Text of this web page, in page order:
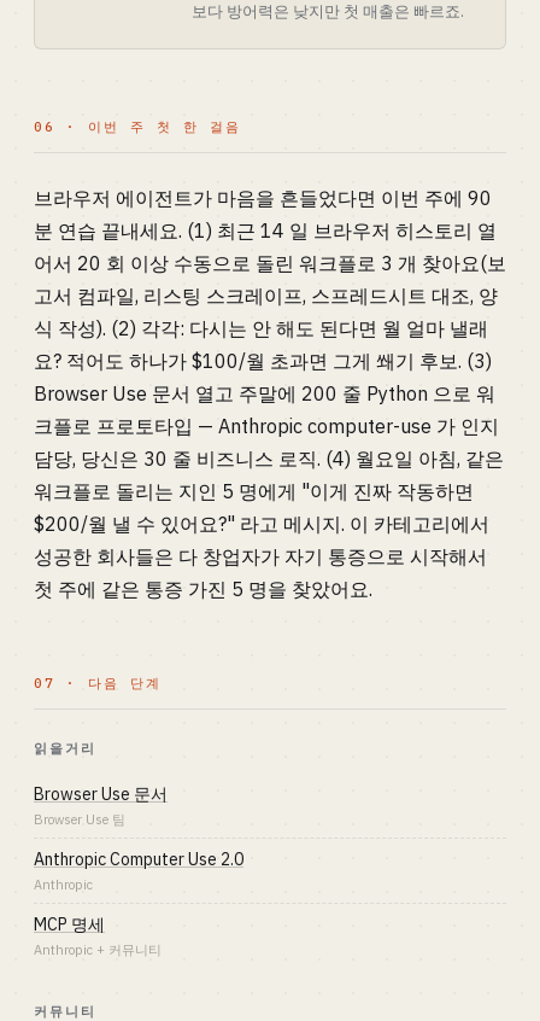
보다 방어력은 낮지만 첫 매출은 빠르죠.
06 · 이번 주 첫 한 걸음
브라우저 에이전트가 마음을 흔들었다면 이번 주에 90
분 연습 끝내세요. (1) 최근 14 일 브라우저 히스토리 열
어서 20 회 이상 수동으로 돌린 워크플로 3 개 찾아요(보
고서 컴파일, 리스팅 스크레이프, 스프레드시트 대조, 양
식 작성). (2) 각각: 다시는 안 해도 된다면 월 얼마 낼래
요? 적어도 하나가 $100/월 초과면 그게 쐐기 후보. (3)
Browser Use 문서 열고 주말에 200 줄 Python 으로 워
크플로 프로토타입 — Anthropic computer-use 가 인지
담당, 당신은 30 줄 비즈니스 로직. (4) 월요일 아침, 같은
워크플로 돌리는 지인 5 명에게 "이게 진짜 작동하면
$200/월 낼 수 있어요?" 라고 메시지. 이 카테고리에서
성공한 회사들은 다 창업자가 자기 통증으로 시작해서
첫 주에 같은 통증 가진 5 명을 찾았어요.
07 · 다음 단계
읽을거리
Browser Use 문서
Browser Use 팀
Anthropic Computer Use 2.0
Anthropic
MCP 명세
Anthropic + 커뮤니티
커뮤니티